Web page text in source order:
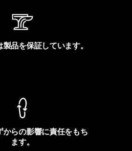
品を保証しています。
からの影響に責任をもち
ます。